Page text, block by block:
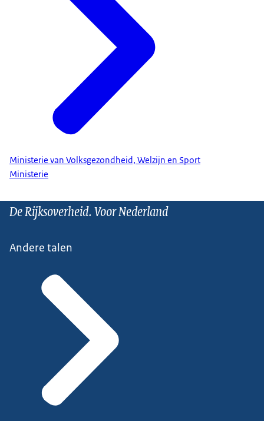
Ministerie van Volksgezondheid, Welzijn en Sport
Ministerie
De Rijksoverheid. Voor Nederland
Andere talen